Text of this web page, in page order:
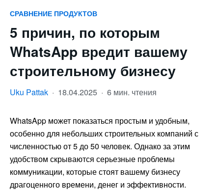
СРАВНЕНИЕ ПРОДУКТОВ
5 причин, по которым
WhatsApp вредит вашему
строительному бизнесу
Uku Pattak · 18.04.2025 · 6 мин. чтения
WhatsApp может показаться простым и удобным,
особенно для небольших строительных компаний с
численностью от 5 до 50 человек. Однако за этим
удобством скрываются серьезные проблемы
коммуникации, которые стоят вашему бизнесу
драгоценного времени, денег и эффективности.